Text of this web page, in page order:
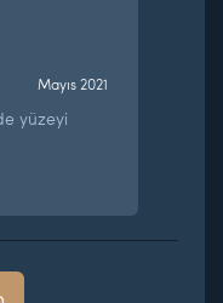
Mayıs 2021
yüzeyi